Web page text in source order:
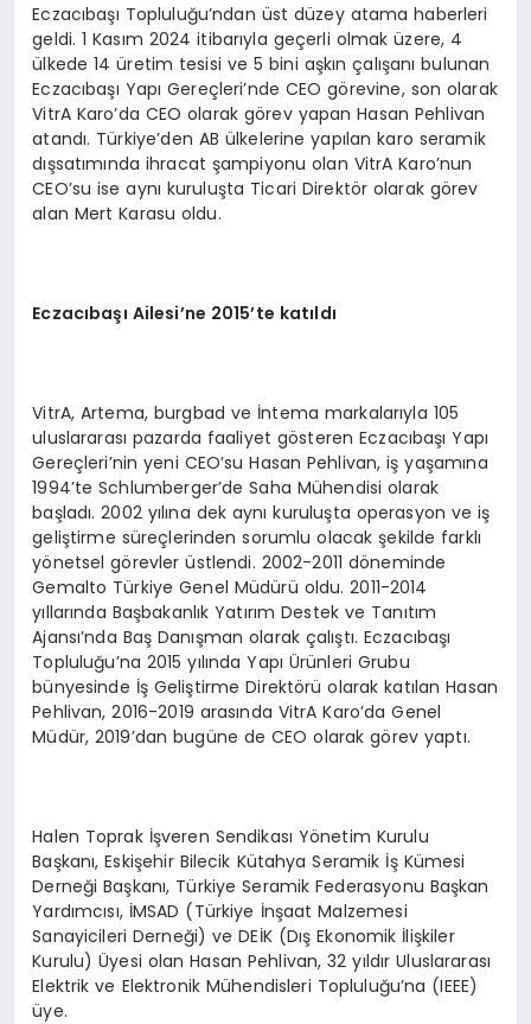
Eczacıbaşı Topluluğu’ndan üst düzey atama haberleri
geldi. 1 Kasım 2024 itibarıyla geçerli olmak üzere, 4
ülkede 14 üretim tesisi ve 5 bini aşkın çalışanı bulunan
Eczacıbaşı Yapı Gereçleri’nde CEO görevine, son olarak
VitrA Karo’da CEO olarak görev yapan Hasan Pehlivan
atandı. Türkiye’den AB ülkelerine yapılan karo seramik
dışsatımında ihracat şampiyonu olan VitrA Karo’nun
CEO’su ise aynı kuruluşta Ticari Direktör olarak görev
alan Mert Karasu oldu.
Eczacıbaşı Ailesi’ne 2015’te katıldı
VitrA, Artema, burgbad ve İntema markalarıyla 105
uluslararası pazarda faaliyet gösteren Eczacıbaşı Yapı
Gereçleri’nin yeni CEO’su Hasan Pehlivan, iş yaşamına
1994’te Schlumberger’de Saha Mühendisi olarak
başladı. 2002 yılına dek aynı kuruluşta operasyon ve iş
geliştirme süreçlerinden sorumlu olacak şekilde farklı
yönetsel görevler üstlendi. 2002-2011 döneminde
Gemalto Türkiye Genel Müdürü oldu. 2011-2014
yıllarında Başbakanlık Yatırım Destek ve Tanıtım
Ajansı’nda Baş Danışman olarak çalıştı. Eczacıbaşı
Topluluğu’na 2015 yılında Yapı Ürünleri Grubu
bünyesinde İş Geliştirme Direktörü olarak katılan Hasan
Pehlivan, 2016-2019 arasında VitrA Karo’da Genel
Müdür, 2019’dan bugüne de CEO olarak görev yaptı.
Halen Toprak İşveren Sendikası Yönetim Kurulu
Başkanı, Eskişehir Bilecik Kütahya Seramik İş Kümesi
Derneği Başkanı, Türkiye Seramik Federasyonu Başkan
Yardımcısı, İMSAD (Türkiye İnşaat Malzemesi
Sanayicileri Derneği) ve DEİK (Dış Ekonomik İlişkiler
Kurulu) Üyesi olan Hasan Pehlivan, 32 yıldır Uluslararası
Elektrik ve Elektronik Mühendisleri Topluluğu’na (IEEE)
üye.